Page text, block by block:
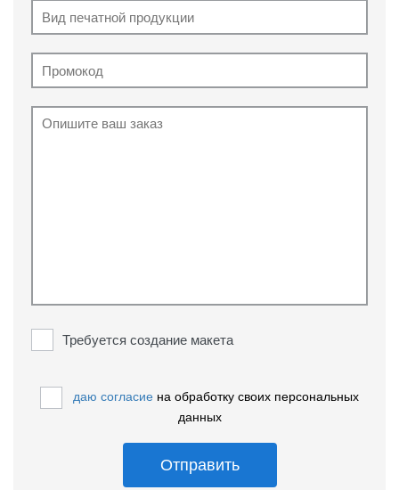
Требуется создание макета
даю согласие на обработку своих персональных
данных
Отправить